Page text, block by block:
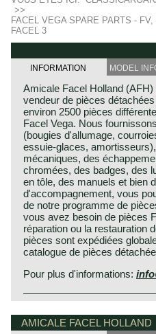
>>
FACEL VEGA SPARE PARTS -
FACEL 3
INFORMATION MODEL
Amicale Facel Holland
vendeur de pièces
environ 2500 pièces
Facel Vega. Nous
(bougies d'allumage,
essuie-glaces,
mécaniques, des
chromées, des badges, des
en tôle, des manuels et bien
d'accompagnement, vous
de notre programme de
vous avez besoin de pièces
réparation ou la restauration
pièces sont expédiées
catalogue de pièces
Pour plus d'informations:
AMICALE FACEL HOLLAND